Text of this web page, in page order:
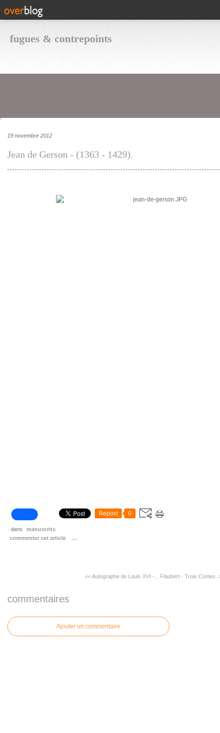
fugues & contrepoints
19 novembre 2012
Jean de Gerson - (1363 - 1429).
Repost 0
- dans
manuscrits
commenter cet article
…
<< Autographe de Louis XVI -... Flaubert - Trois Contes.
commentaires
Ajouter un commentaire